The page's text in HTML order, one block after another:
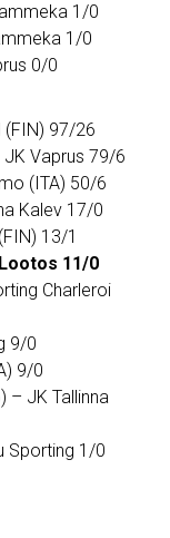
1/0
1/0
0/0
(FIN) 97/26
JK Vaprus 79/6
(ITA) 50/6
Kalev 17/0
13/1
11/0
Charleroi
9/0
9/0
– JK Tallinna
Sporting 1/0